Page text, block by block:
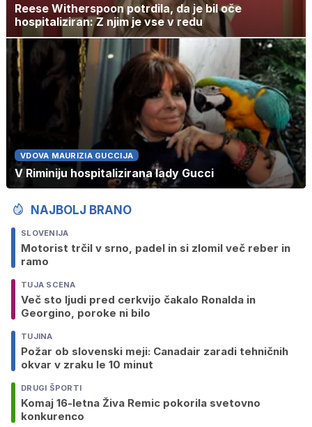
Reese Witherspoon potrdila, da je bil oče
hospitaliziran: Z njim je vse v redu
VDOVA MAURIZIA GUCCIJA
V Riminiju hospitalizirana lady Gucci
NAJBOLJ BRANO
SLOVENIJA
Motorist trčil v srno, padel in si zlomil več reber in
ramo
TUJA SCENA
Več sto ljudi pred cerkvijo čakalo Ronalda in
Georgino, poroke ni bilo
TUJINA
Požar ob slovenski meji: Canadair zaradi tehničnih
okvar v zraku le 10 minut
DRUGI ŠPORTI
Komaj 16-letna Živa Remic pokorila svetovno
konkurenco